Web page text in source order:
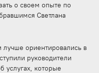
о своем опыте по
Светлана
ориентировались в
руководители
услугах, которые